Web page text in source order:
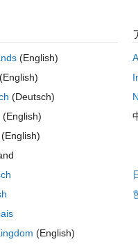
0 投票
(English)
(Deutsch)
(English)
(English)
(English)